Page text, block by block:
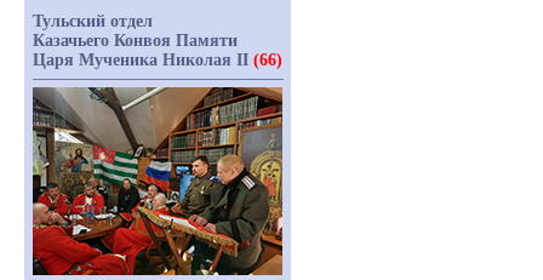
Тульский отдел
Казачьего Конвоя Памяти
Царя Мученика Николая II (66)